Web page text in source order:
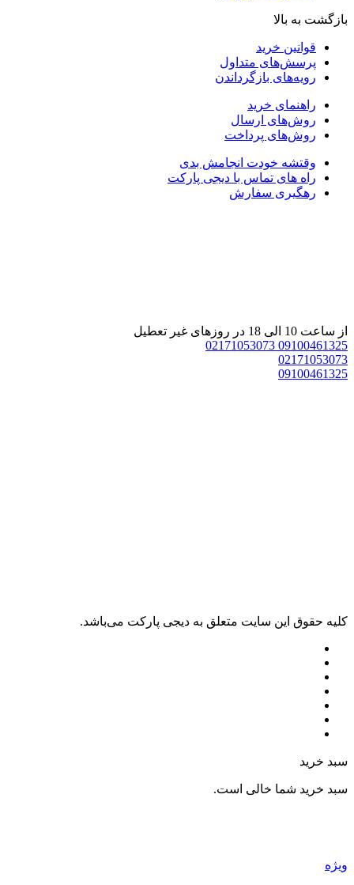
بازگشت به بالا
قوانین خرید
پرسش‌های متداول
رویه‌های بازگرداندن
راهنمای خرید
روش‌های ارسال
روش‌های پرداخت
وقتشه خودت انجامش بدی
راه های تماس با دیجی پارکت
رهگیری سفارش
از ساعت 10 الی 18 در روزهای غیر تعطیل
09100461325
02171053073
02171053073
09100461325
کليه حقوق اين سايت متعلق به دیجی پارکت می‌باشد.
سبد خرید
سبد خرید شما خالی است.
ویژه